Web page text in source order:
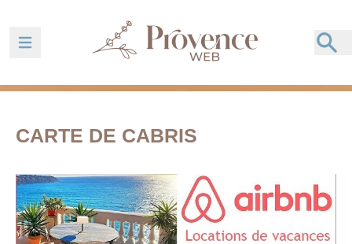
Ouvrir la barre de navigation
CARTE DE CABRIS